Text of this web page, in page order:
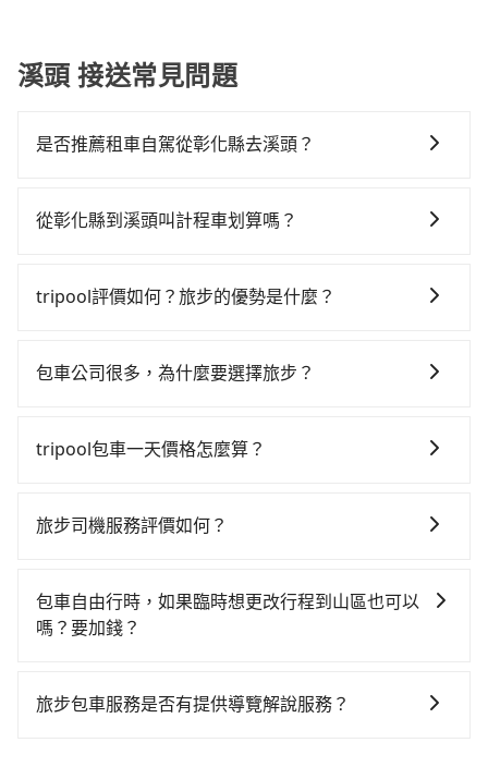
溪頭 接送常見問題
是否推薦租車自駕從彰化縣去溪頭？
時不需要閉目養神（因為要自己開車），最重要的是你
$115~205承租小轎車，每公里再額外加收$3.2，從彰化
返回），雖已將eTag和可能的每小時40元路邊停車費用
Yaris、Prius C、Vios這類乘坐體驗較差的車款，如果人
發現仍有上一組乘客遺留的垃圾或者撞凹的車門仍未被
還，又或者要還車時卻偏偏找不到停車位，對於急著用
車或者要載其他乘客的人來說就有不小的風險。最後，
距離，在遇到下雨天或者載行李時，就顯得非常不便。
從彰化縣到溪頭叫計程車划算嗎？
灣大車隊、Uber和Yoxi，如果在路邊攔不到車，也可考
程車約1,640輛，計程車密度為雙北的3.7%，也就是說要
難叫，該縣市僅有約342輛計程車，建議事先做好規劃。
騙。雖然彰化縣到溪頭的跳表小黃可能較為便宜，但當
tripool評價如何？旅步的優勢是什麼？
定及可靠的，大多數的使用者都給予了高分評價。此
車前一日凌晨6點前取消均可無條件全額退費的承諾，讓
包車公司很多，為什麼要選擇旅步？
策也是完全透明的，不會有任何隱藏費用。此外，我們
tripool包車一天價格怎麼算？
需行程的公里數及車型而有所不同，建議可以直接上旅
旅步司機服務評價如何？
機非常高的評價，認為他們非常專業且親切！讓他們的
旅程更加順暢和舒適。」
包車自由行時，如果臨時想更改行程到山區也可以
嗎？要加錢？
旅步可能會根據行經的路線是否超過海拔1500公尺來進
旅步包車服務是否有提供導覽解說服務？